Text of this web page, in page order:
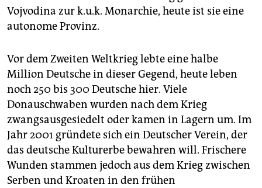
Vojvodina zur k.u.k. Monarchie, heute ist sie eine
autonome Provinz.
Vor dem Zweiten Weltkrieg lebte eine halbe
Million Deutsche in dieser Gegend, heute leben
noch 250 bis 300 Deutsche hier. Viele
Donauschwaben wurden nach dem Krieg
zwangsausgesiedelt oder kamen in Lagern um. Im
Jahr 2001 gründete sich ein Deutscher Verein, der
das deutsche Kulturerbe bewahren will. Frischere
Wunden stammen jedoch aus dem Krieg zwischen
Serben und Kroaten in den frühen